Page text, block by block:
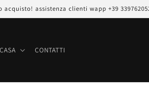
assistenza clienti wapp +39
CASA CONTATTI